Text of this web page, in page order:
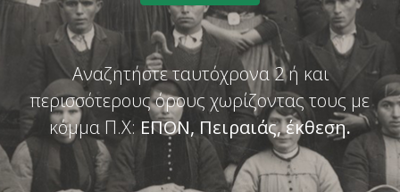
Αναζητήστε ταυτόχρονα 2 ή και
περισσότερους όρους χωρίζοντας τους με
κόμμα Π.Χ: ΕΠΟΝ, Πειραιάς, έκθεση.